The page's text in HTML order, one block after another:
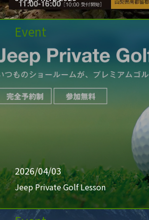
Event
2026/04/03
Jeep Private Golf Lesson